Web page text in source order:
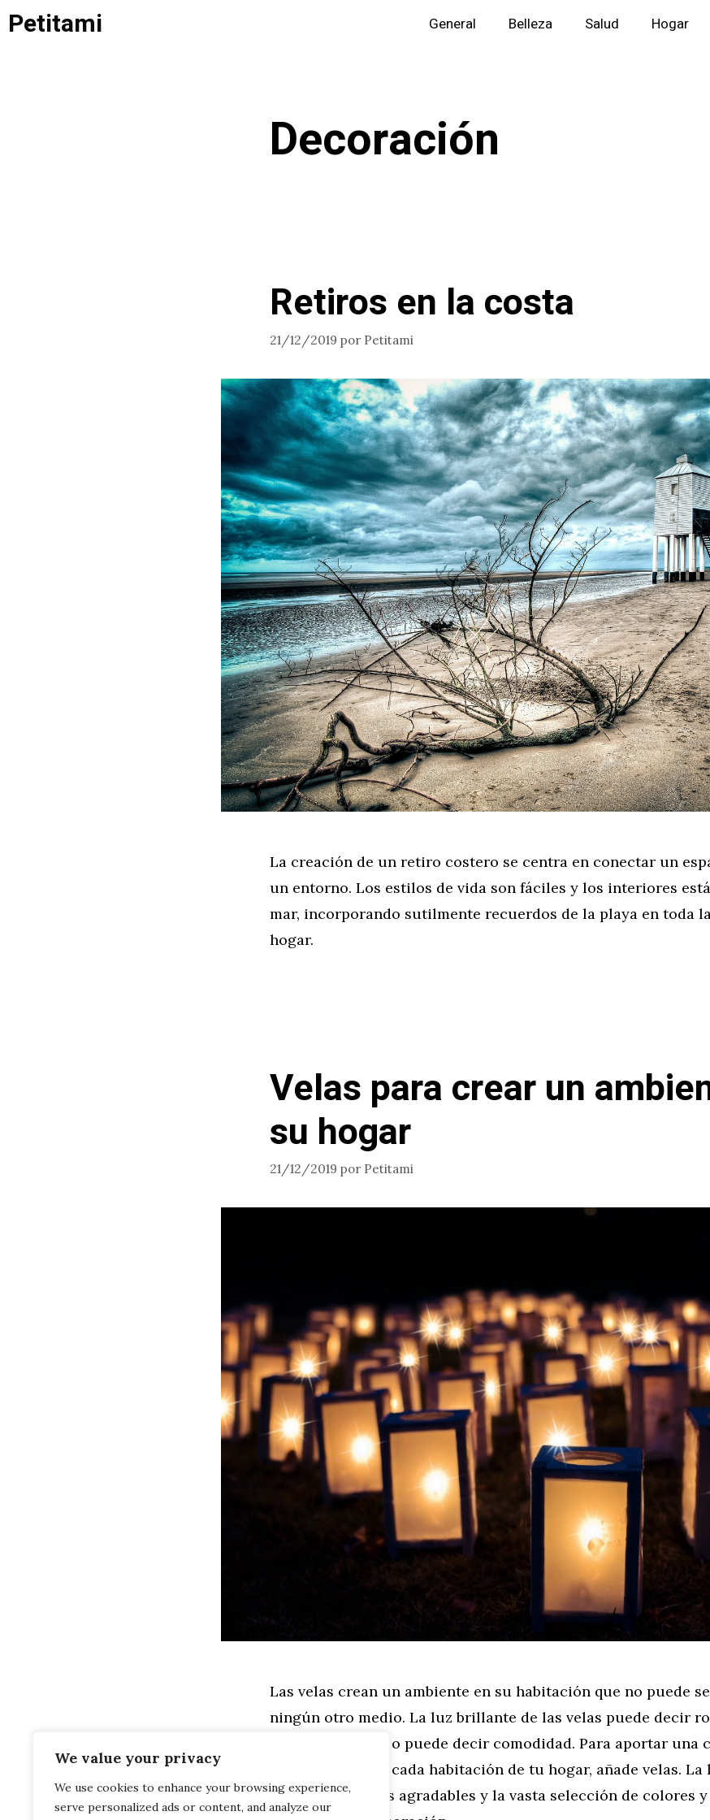
We value your privacy
We use cookies to enhance your browsing experience,
serve personalized ads or content, and analyze our
Saltar
alPetitami General Belleza Salud Hogar
Decoración
Retiros en la costa
21/12/2019 por Petitami
La creación de un retiro costero se centra en conectar un
un entorno. Los estilos de vida son fáciles y los interiores
mar, incorporando sutilmente recuerdos de la playa en toda
hogar.
Velas para crear un
su hogar
21/12/2019 por Petitami
Las velas crean un ambiente en su habitación que no puede
ningún otro medio. La luz brillante de las velas puede decir
decir formalidad o puede decir comodidad. Para aportar una
la decoración de cada habitación de tu hogar, añade velas.
suave, los aromas agradables y la vasta selección de colores